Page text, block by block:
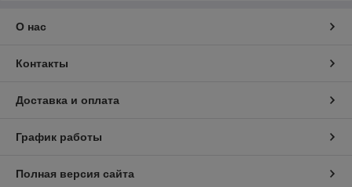
О нас
Контакты
Доставка и оплата
График работы
Полная версия сайта